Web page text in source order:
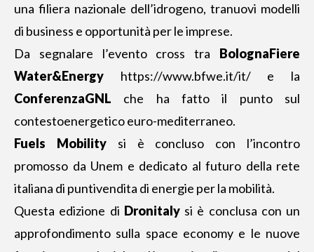
una filiera nazionale dell’idrogeno, tranuovi modelli
di business e opportunità per le imprese.
Da segnalare l’evento cross tra BolognaFiere
Water&Energy
https://www.bfwe.it/it/e la
ConferenzaGNL che ha fatto il punto sul
contestoenergetico euro-mediterraneo.
Fuels
Mobilitysi è concluso con l’incontro
promosso da Unem e dedicato al futuro della rete
italiana di puntivendita di energie per la mobilità.
Questa edizione di Dronitalysi è conclusa con un
approfondimento sulla space economy e le nuove